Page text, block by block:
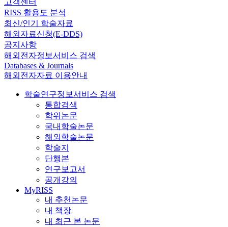
고객센터
RISS 활용도 분석
최신/인기 학술자료
해외자료신청(E-DDS)
공지사항
해외전자정보서비스 검색
Databases & Journals
해외전자자료 이용안내
학술연구정보서비스 검색
통합검색
학위논문
국내학술논문
해외학술논문
학술지
단행본
연구보고서
공개강의
MyRISS
내 추천논문
내 책장
내 최근 본 논문